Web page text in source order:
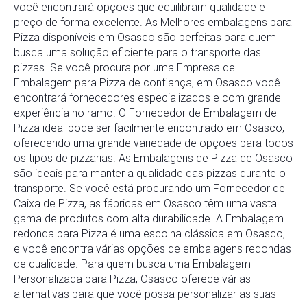
você encontrará opções que equilibram qualidade e
preço de forma excelente. As Melhores embalagens para
Pizza disponíveis em Osasco são perfeitas para quem
busca uma solução eficiente para o transporte das
pizzas. Se você procura por uma Empresa de
Embalagem para Pizza de confiança, em Osasco você
encontrará fornecedores especializados e com grande
experiência no ramo. O Fornecedor de Embalagem de
Pizza ideal pode ser facilmente encontrado em Osasco,
oferecendo uma grande variedade de opções para todos
os tipos de pizzarias. As Embalagens de Pizza de Osasco
são ideais para manter a qualidade das pizzas durante o
transporte. Se você está procurando um Fornecedor de
Caixa de Pizza, as fábricas em Osasco têm uma vasta
gama de produtos com alta durabilidade. A Embalagem
redonda para Pizza é uma escolha clássica em Osasco,
e você encontra várias opções de embalagens redondas
de qualidade. Para quem busca uma Embalagem
Personalizada para Pizza, Osasco oferece várias
alternativas para que você possa personalizar as suas